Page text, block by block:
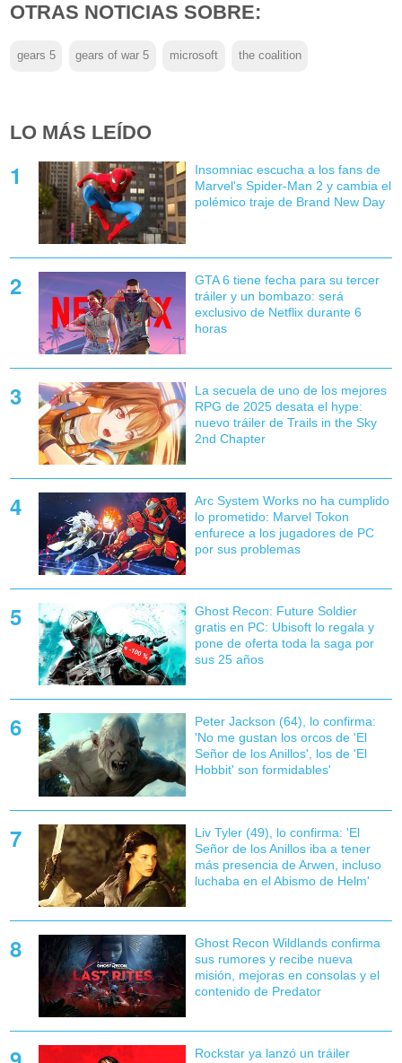
OTRAS NOTICIAS SOBRE:
gears 5 gears of war 5 microsoft the coalition
LO MÁS LEÍDO
Insomniac escucha a los fans de
Marvel's Spider-Man 2 y cambia el
polémico traje de Brand New Day
GTA 6 tiene fecha para su tercer
tráiler y un bombazo: será
exclusivo de Netflix durante 6
horas
La secuela de uno de los mejores
RPG de 2025 desata el hype:
nuevo tráiler de Trails in the Sky
2nd Chapter
Arc System Works no ha cumplido
lo prometido: Marvel Tokon
enfurece a los jugadores de PC
por sus problemas
Ghost Recon: Future Soldier
gratis en PC: Ubisoft lo regala y
pone de oferta toda la saga por
sus 25 años
Peter Jackson (64), lo confirma:
'No me gustan los orcos de 'El
Señor de los Anillos', los de 'El
Hobbit' son formidables'
Liv Tyler (49), lo confirma: 'El
Señor de los Anillos iba a tener
más presencia de Arwen, incluso
luchaba en el Abismo de Helm'
Ghost Recon Wildlands confirma
sus rumores y recibe nueva
misión, mejoras en consolas y el
contenido de Predator
Rockstar ya lanzó un tráiler